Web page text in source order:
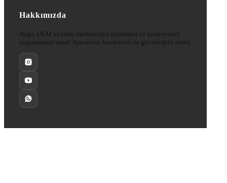
Hakkımızda
Avgo, OEM uyumlu multimedya çözümleri ve profesyonel
uygulamalar sunar. Aracınızın konforunu ve güvenliğini artırır.